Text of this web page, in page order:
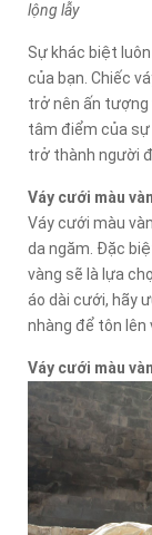
lộng lẫy
Sự khác biệt
của bạn. Chiếc
trở nên ấn tượng
tâm điểm của sự
trở thành người
Váy cưới màu
Váy cưới màu
da ngăm. Đặc
vàng sẽ là lựa
áo dài cưới, hãy
nhàng để tôn lên
Váy cưới màu